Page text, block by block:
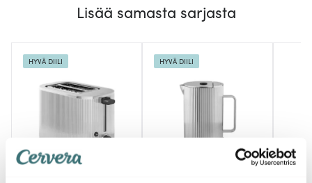
Lisää samasta sarjasta
HYVÄ DIILI HYVÄ DIILI